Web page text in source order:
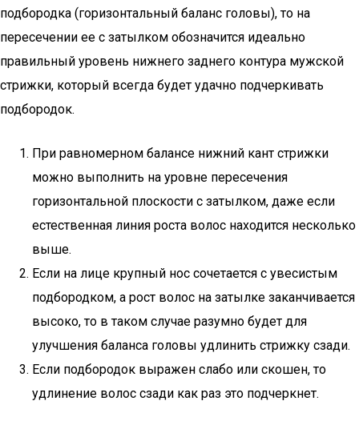
подбородка (горизонтальный баланс головы), то на
пересечении ее с затылком обозначится идеально
правильный уровень нижнего заднего контура мужской
стрижки, который всегда будет удачно подчеркивать
подбородок.
При равномерном балансе нижний кант стрижки
можно выполнить на уровне пересечения
горизонтальной плоскости с затылком, даже если
естественная линия роста волос находится несколько
выше.
Если на лице крупный нос сочетается с увесистым
подбородком, а рост волос на затылке заканчивается
высоко, то в таком случае разумно будет для
улучшения баланса головы удлинить стрижку сзади.
Если подбородок выражен слабо или скошен, то
удлинение волос сзади как раз это подчеркнет.